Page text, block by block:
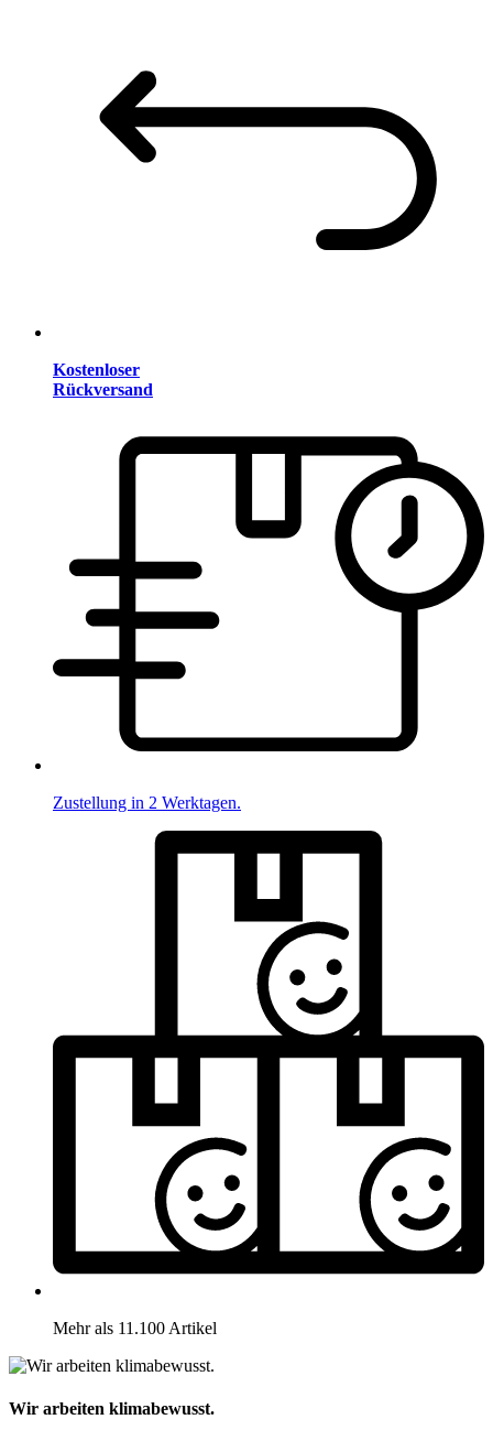
Kostenloser
Rückversand
Zustellung in 2 Werktagen.
Mehr als 11.100 Artikel
Wir arbeiten klimabewusst.